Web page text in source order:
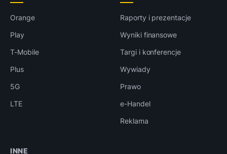
Orange
Play
T-Mobile
Plus
5G
LTE
Raporty i prezentacje
Wyniki finansowe
Targi i konferencje
Wywiady
Prawo
e-Handel
Reklama
INNE